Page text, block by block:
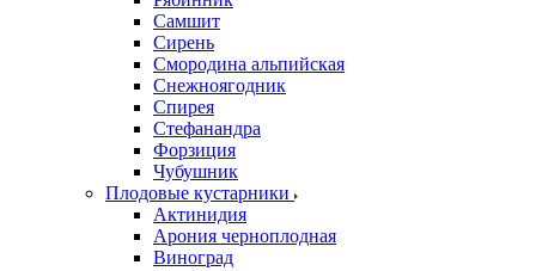
Самшит
Сирень
Смородина альпийская
Снежноягодник
Спирея
Стефанандра
Форзиция
Чубушник
Плодовые кустарники
Актинидия
Арония черноплодная
Виноград